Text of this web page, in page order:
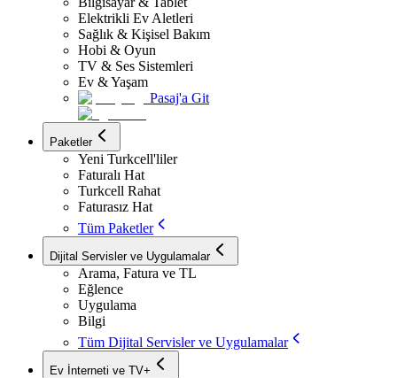
Elektrikli Ev Aletleri
Sağlık & Kişisel Bakım
Hobi & Oyun
TV & Ses Sistemleri
Ev & Yaşam
Pasaj'a Git
Paketler
Yeni Turkcell'liler
Faturalı Hat
Turkcell Rahat
Faturasız Hat
Tüm Paketler
Dijital Servisler ve Uygulamalar
Arama, Fatura ve TL
Eğlence
Uygulama
Bilgi
Tüm Dijital Servisler ve Uygulamalar
Ev İnterneti ve TV+